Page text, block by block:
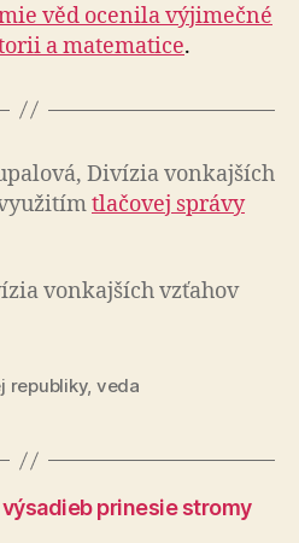
věd ocenila výjimečné
a matematice.
Divízia vonkajších
využitímtlačovej správy
vonkajších vzťahov
republiky, veda
prinesie stromy